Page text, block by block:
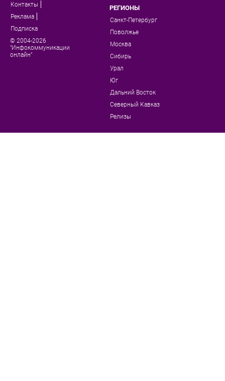
Контакты
Реклама
Подписка
© 2004-2026
"Инфокоммуникации
онлайн"
РЕГИОНЫ
Санкт-Петербург
Поволжье
Москва
Сибирь
Урал
Юг
Дальний Восток
Северный Кавказ
Релизы